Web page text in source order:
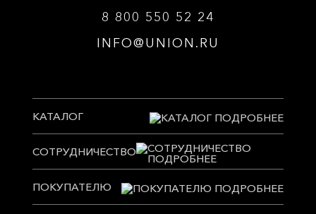
8 800 550 52 24
INFO@UNION.RU
КАТАЛОГ
СОТРУДНИЧЕСТВО
ПОКУПАТЕЛЮ